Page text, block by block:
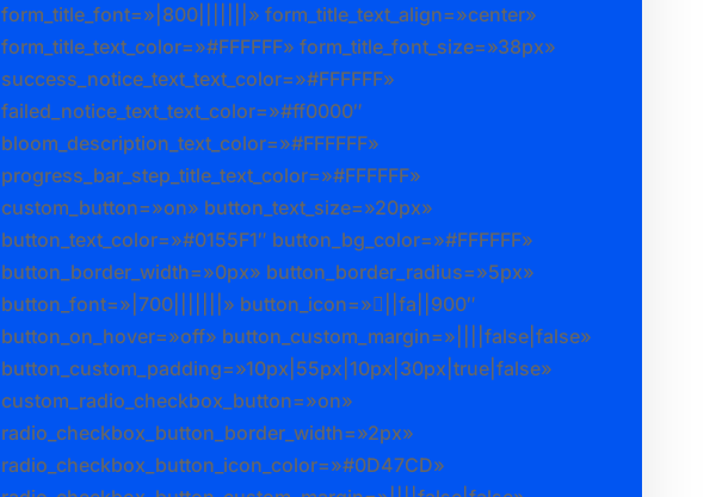
form_title_font=»|800|||||||» form_title_text_align=»center»
form_title_text_color=»#FFFFFF» form_title_font_size=»38px»
success_notice_text_text_color=»#FFFFFF»
failed_notice_text_text_color=»#ff0000″
bloom_description_text_color=»#FFFFFF»
progress_bar_step_title_text_color=»#FFFFFF»
custom_button=»on» button_text_size=»20px»
button_text_color=»#0155F1″ button_bg_color=»#FFFFFF»
button_border_width=»0px» button_border_radius=»5px»
button_font=»|700|||||||» button_icon=»||fa||900″
button_on_hover=»off» button_custom_margin=»||||false|false»
button_custom_padding=»10px|55px|10px|30px|true|false»
custom_radio_checkbox_button=»on»
radio_checkbox_button_border_width=»2px»
radio_checkbox_button_icon_color=»#0D47CD»